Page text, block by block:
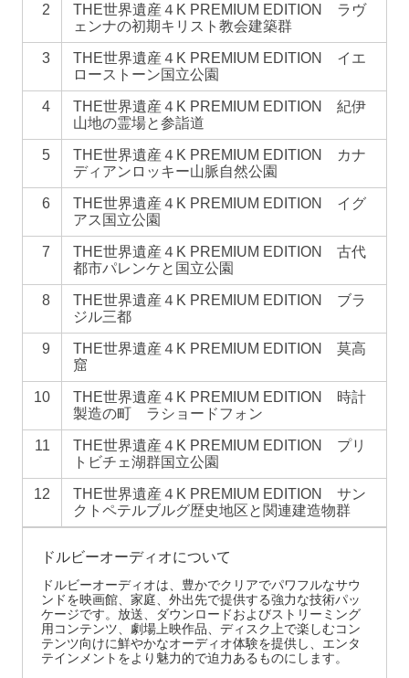
2
THE世界遺産４K PREMIUM EDITION ラヴ
ェンナの初期キリスト教会建築群
3
THE世界遺産４K PREMIUM EDITION イエ
ローストーン国立公園
4
THE世界遺産４K PREMIUM EDITION 紀伊
山地の霊場と参詣道
5
THE世界遺産４K PREMIUM EDITION カナ
ディアンロッキー山脈自然公園
6
THE世界遺産４K PREMIUM EDITION イグ
アス国立公園
7
THE世界遺産４K PREMIUM EDITION 古代
都市パレンケと国立公園
8
THE世界遺産４K PREMIUM EDITION ブラ
ジル三都
9
THE世界遺産４K PREMIUM EDITION 莫高
窟
10
THE世界遺産４K PREMIUM EDITION 時計
製造の町 ラショードフォン
11
THE世界遺産４K PREMIUM EDITION プリ
トビチェ湖群国立公園
12
THE世界遺産４K PREMIUM EDITION サン
クトペテルブルグ歴史地区と関連建造物群
ドルビーオーディオについて
ドルビーオーディオは、豊かでクリアでパワフルなサウ
ンドを映画館、家庭、外出先で提供する強力な技術パッ
ケージです。放送、ダウンロードおよびストリーミング
用コンテンツ、劇場上映作品、ディスク上で楽しむコン
テンツ向けに鮮やかなオーディオ体験を提供し、エンタ
テインメントをより魅力的で迫力あるものにします。